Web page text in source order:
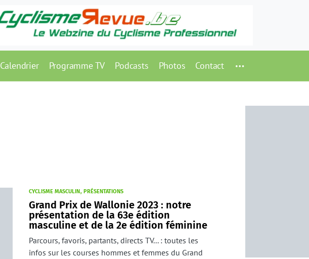
Calendrier Programme TV Podcasts Photos Contact
CYCLISME MASCULIN PRÉSENTATIONS
Grand Prix de Wallonie 2023 : notre
présentation de la 63e édition
masculine et de la 2e édition féminine
Parcours, favoris, partants, directs TV... : toutes les
infos sur les courses hommes et femmes du Grand